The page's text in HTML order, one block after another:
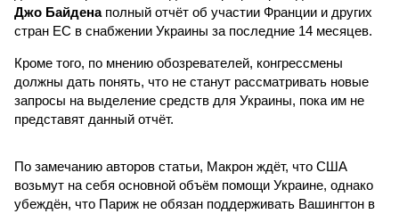
Джо Байденаполный отчёт об участии Франции и других
стран ЕС в снабжении Украины за последние 14 месяцев.
Кроме того, по мнению обозревателей, конгрессмены
должны дать понять, что не станут рассматривать новые
запросы на выделение средств для Украины, пока им не
представят данный отчёт.
По замечанию авторов статьи, Макрон ждёт, что США
возьмут на себя основной объём помощи Украине, однако
убеждён, что Париж не обязан поддерживать Вашингтон в